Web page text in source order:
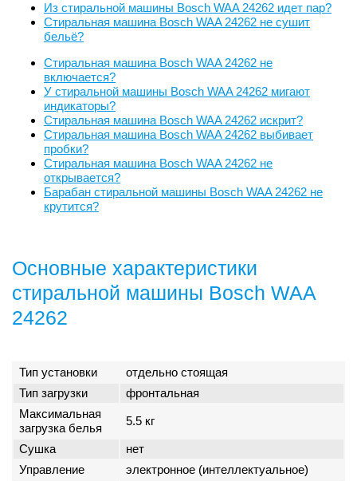
Из стиральной машины Bosch WAA 24262 идет пар?
Стиральная машина Bosch WAA 24262 не сушит
бельё?
Стиральная машина Bosch WAA 24262 не
включается?
У стиральной машины Bosch WAA 24262 мигают
индикаторы?
Стиральная машина Bosch WAA 24262 искрит?
Стиральная машина Bosch WAA 24262 выбивает
пробки?
Стиральная машина Bosch WAA 24262 не
открывается?
Барабан стиральной машины Bosch WAA 24262 не
крутится?
Основные характеристики
стиральной машины Bosch WAA
24262
Тип установки
отдельно стоящая
Тип загрузки
фронтальная
Максимальная
загрузка белья
5.5 кг
Сушка
нет
Управление
электронное (интеллектуальное)